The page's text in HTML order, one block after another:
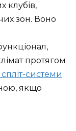
клубів,
зон. Воно
протягом
системи
якщо